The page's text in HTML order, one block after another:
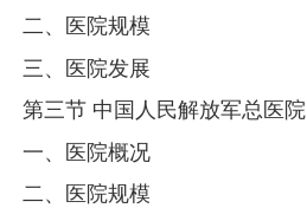
二、医院规模
三、医院发展
第三节 中国人民解放军总医院
一、医院概况
二、医院规模